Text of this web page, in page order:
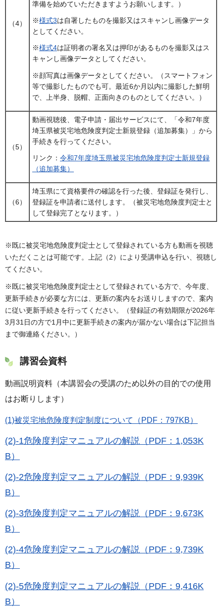
（4）
準備を始めていただきますようお願いします。）
※様式3は自署したものを撮影又はスキャンし画像データ
としてください。
※様式4は証明者の署名又は押印があるものを撮影又はス
キャンし画像データとしてください。
※顔写真は画像データとしてください。（スマートフォン
等で撮影したものでも可。最近6か月以内に撮影した鮮明
で、上半身、脱帽、正面向きのものとしてください。）
（5）
動画視聴後、電子申請・届出サービスにて、「令和7年度
埼玉県被災宅地危険度判定士新規登録（追加募集）」から
手続きを行ってください。
リンク： 令和7年度埼玉県被災宅地危険度判定士新規登録
（追加募集）
（6）
埼玉県にて資格要件の確認を行った後、登録証を発行し、
登録証を申請者に送付します。（被災宅地危険度判定士と
して登録完了となります。）
※既に被災宅地危険度判定士として登録されている方も動画を視聴
いただくことは可能です。上記（2）により受講申込を行い、視聴し
てください。
※既に被災宅地危険度判定士として登録されている方で、今年度、
更新手続きが必要な方には、更新の案内をお送りしますので、案内
に従い更新手続きを行ってください。（登録証の有効期限が2026年
3月31日の方で1月中に更新手続きの案内が届かない場合は下記担当
まで御連絡ください。）
講習会資料
動画説明資料（本講習会の受講のため以外の目的での使用
はお断りします）
(1)被災宅地危険度判定制度について（PDF：797KB）
(2)-1危険度判定マニュアルの解説（PDF：1,053K
B）
(2)-2危険度判定マニュアルの解説（PDF：9,939K
B）
(2)-3危険度判定マニュアルの解説（PDF：9,673K
B）
(2)-4危険度判定マニュアルの解説（PDF：9,739K
B）
(2)-5危険度判定マニュアルの解説（PDF：9,416K
B）